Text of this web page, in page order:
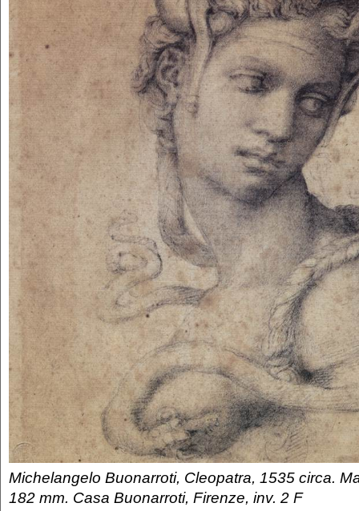
Michelangelo Buonarroti, Cleopatra, 1535 circa.
182 mm. Casa Buonarroti, Firenze, inv. 2 F